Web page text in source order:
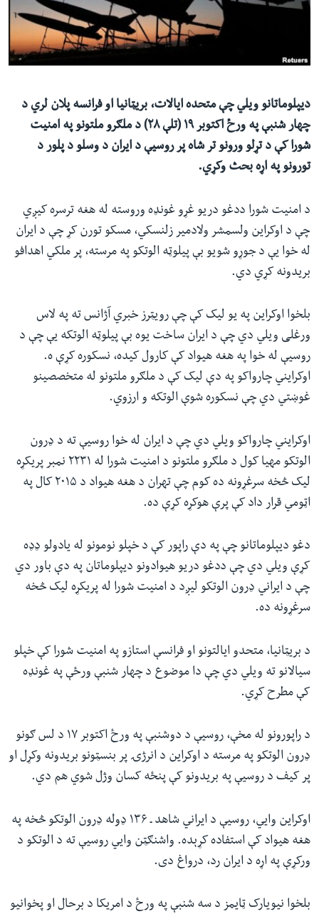
ځای
له مونږ سره په تماس کې پاتې شئ
ژبې
دیپلوماتانو ویلي چې متحده ایالات، بریټانیا او فرانسه پلان لري د
چهار شنبې په ورځ اکتوبر ۱۹ (تلې ۲۸) د ملګرو ملتونو په امنیت
شورا کې د تړلو ورونو تر شاه پر روسیې د ایران د وسلو د پلور د
تورونو په اړه بحث وکړي.
د امنیت شورا ددغو دریو غړو غونډه وروسته له هغه ترسره کیږي
چې د اوکراین ولسمشر ولادمیر زلنسکي، مسکو تورن کړ چې د ایران
له خوا یې د جوړو شویو بې پیلوټه الوتکو په مرسته، پر ملکي اهدافو
بریدونه کړي دي.
بلخوا اوکراین په یو لیک کې چې رویټرز خبري آژانس ته په لاس
ورغلی ویلي دي چې د ایران ساخت یوه بې پیلوټه الوتکه یې چې د
روسیې له خوا په هغه هیواد کې کارول کیده، نسکوره کړې ه.
اوکرایني چارواکو په دې لیک کې د ملګرو ملتونو له متخصصینو
غوښتي دي چې نسکوره شوې الوتکه و ارزوي.
اوکرایني چارواکو ویلي دي چې د ایران له خوا روسیې ته د ډرون
الوتکو مهیا کول د ملګرو ملتونو د امنیت شورا له ۲۲۳۱ نمبر پریکړه
لیک څخه سرغړونه ده کوم چې تهران د هغه هیواد د ۲۰۱۵ کال په
اټومي قرار داد کې پرې هوکړه کړې ده.
دغو دیپلوماتانو چې په دې راپور کې د خپلو نومونو له یادولو ډډه
کړې ویلي دي چې ددغو دریو هیوادونو دیپلوماتان په دې باور دي
چې د ایراني ډرون الوتکو لیږد د امنیت شورا له پریکړه لیک څخه
سرغړونه ده.
د بریټانیا، متحدو ایالتونو او فرانسې استازو په امنیت شورا کې خپلو
سیالانو ته ویلي‌ دي چې دا موضوع د چهار شنبې ورځې په غونډه
کې مطرح کړي.
د راپورونو له مخې، روسیې د دوشنبې په ورځ اکتوبر ۱۷ د لس ګونو
ډرون الوتکو په مرسته د اوکراین د انرژۍ پر بنسټونو بریدونه وکړل او
پر کیف د روسیې په بریدونو کې پنځه کسان وژل شوي هم دي.
اوکراین وایي، روسیې د ایراني شاهد ـ ۱۳۶ ډوله ډرون الوتکو څخه په
هغه هیواد کې استفاده کړېده. واشنګټن وایي روسیې ته د الوتکو د
ورکړې په اړه د ایران رد، درواغ دی.
بلخوا نیویارک ټایمز د سه شنبې په ورځ د امریکا د برحال او پخوانیو